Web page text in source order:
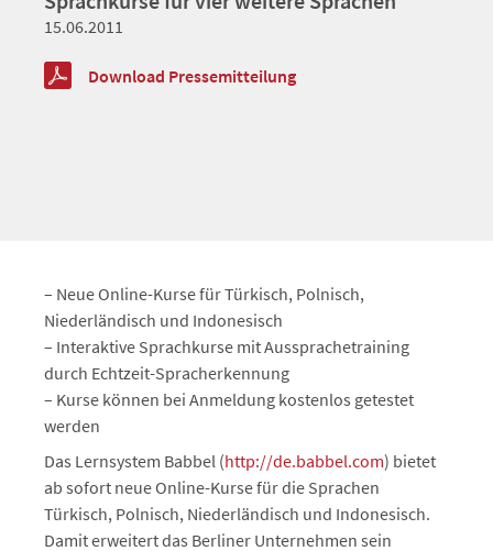
15.06.2011
Download Pressemitteilung
– Neue Online-Kurse für Türkisch, Polnisch,
Niederländisch und Indonesisch
– Interaktive Sprachkurse mit Aussprachetraining
durch Echtzeit-Spracherkennung
– Kurse können bei Anmeldung kostenlos getestet
werden
Das Lernsystem Babbel (http://de.babbel.com) bietet
ab sofort neue Online-Kurse für die Sprachen
Türkisch, Polnisch, Niederländisch und Indonesisch.
Damit erweitert das Berliner Unternehmen sein